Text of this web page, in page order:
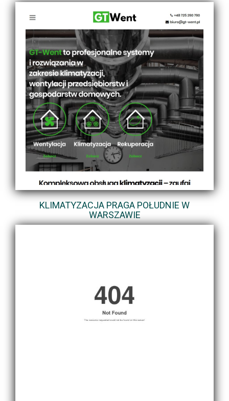
KLIMATYZACJA PRAGA POŁUDNIE W
WARSZAWIE